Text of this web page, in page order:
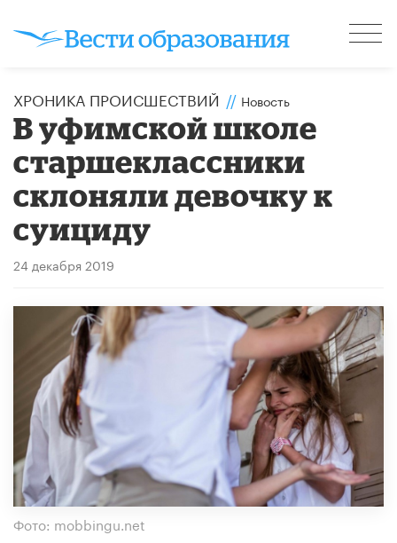
ХРОНИКА ПРОИСШЕСТВИЙ // Новость
В уфимской школе
старшеклассники
склоняли девочку к
суициду
24 декабря 2019
Фото: mobbingu.net